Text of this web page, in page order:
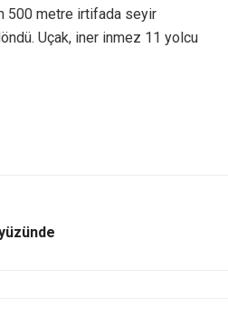
500 metre irtifada seyir
Uçak, iner inmez 11 yolcu